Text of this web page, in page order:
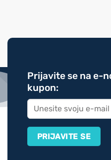
Prijavite se na e-
kupon: